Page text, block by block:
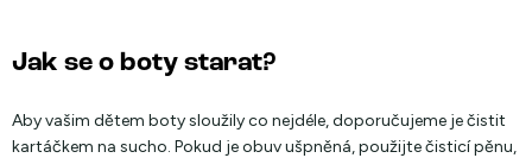
Jak se o boty starat?
Aby vašim dětem boty sloužily co nejdéle, doporučujeme je čistit
kartáčkem na sucho. Pokud je obuv ušpněná, použijte čisticí pěnu,